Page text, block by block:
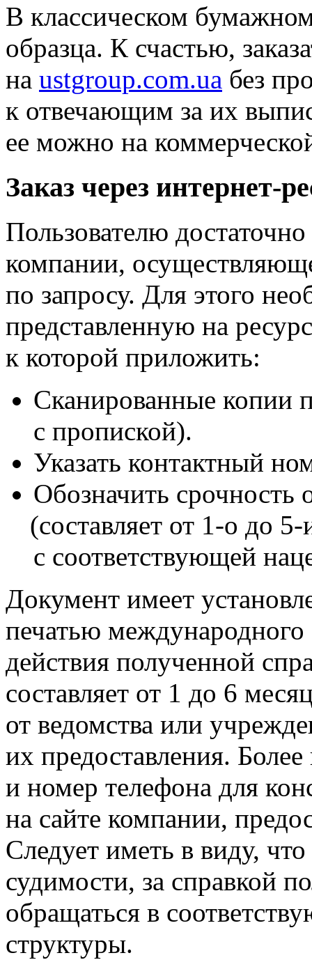
В классическом
образца. К счастью,
на ustgroup.com.ua без
к отвечающим за их
ее можно на
Заказ через интернет-
Пользователю
компании,
по запросу. Для этого
представленную на
к которой приложить:
Сканированные копии
с пропиской).
Указать контактный
Обозначить срочность
(составляет от 1-о до
с соответствующей
Документ имеет
печатью международного
действия полученной
составляет от 1 до 6
от ведомства или
их предоставления.
и номер телефона для
на сайте компании,
Следует иметь в виду,
судимости, за справкой
обращаться в
структуры.